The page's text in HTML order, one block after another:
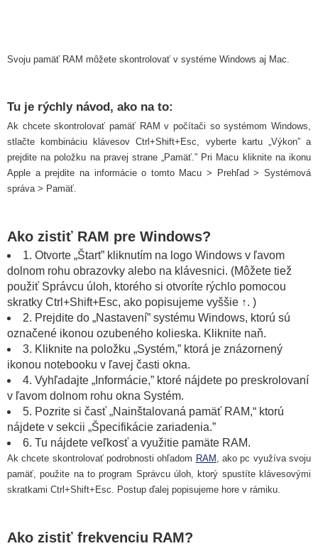
Svoju pamäť RAM môžete skontrolovať v systéme Windows aj Mac.
Tu je rýchly návod, ako na to:
Ak chcete skontrolovať pamäť RAM v počítači so systémom Windows,
stlačte kombináciu klávesov Ctrl+Shift+Esc, vyberte kartu „Výkon” a
prejdite na položku na pravej strane „Pamäť.” Pri Macu kliknite na ikonu
Apple a prejdite na informácie o tomto Macu > Prehľad > Systémová
správa > Pamäť.
Ako zistiť RAM pre Windows?
1. Otvorte „Štart” kliknutím na logo Windows v ľavom
dolnom rohu obrazovky alebo na klávesnici. (Môžete tiež
použiť Správcu úloh, ktorého si otvoríte rýchlo pomocou
skratky Ctrl+Shift+Esc, ako popisujeme vyššie ↑. )
2. Prejdite do „Nastavení” systému Windows, ktorú sú
označené ikonou ozubeného kolieska. Kliknite naň.
3. Kliknite na položku „Systém,” ktorá je znázornený
ikonou notebooku v ľavej časti okna.
4. Vyhľadajte „Informácie,” ktoré nájdete po preskrolovaní
v ľavom dolnom rohu okna Systém.
5. Pozrite si časť „Nainštalovaná pamäť RAM,“ ktorú
nájdete v sekcii „Špecifikácie zariadenia.”
6. Tu nájdete veľkosť a využitie pamäte RAM.
Ak chcete skontrolovať podrobnosti ohľadom RAM , ako pc využíva svoju
pamäť, použite na to program Správcu úloh, ktorý spustíte klávesovými
skratkami Ctrl+Shift+Esc. Postup ďalej popisujeme hore v rámiku.
Ako zistiť frekvenciu RAM?